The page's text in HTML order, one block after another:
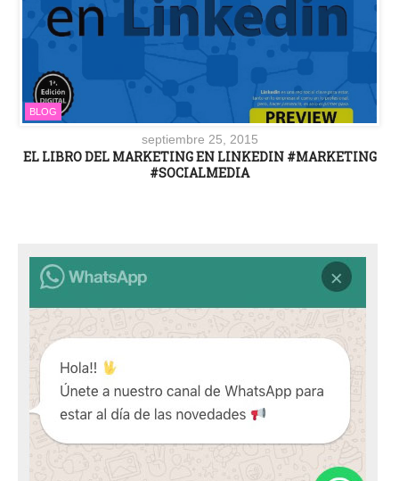
BLOG
septiembre 25, 2015
EL LIBRO DEL MARKETING EN LINKEDIN #MARKETING
#SOCIALMEDIA